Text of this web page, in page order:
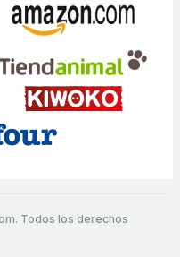
Todos los derechos